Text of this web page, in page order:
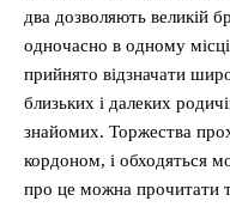
два дозволяють великій
одночасно в одному
прийнято відзначати
близьких і далеких
знайомих. Торжества
кордоном, і обходяться
про це можна прочитати